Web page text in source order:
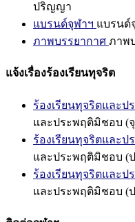
ปริญญา
แบรนด์จุฬาฯ แบรนด์
ภาพบรรยากาศ ภาพ
แจ้งเรื่องร้องเรียนทุจริต
ร้องเรียนทุจริตและ
และประพฤติมิชอบ (
ร้องเรียนทุจริตและ
และประพฤติมิชอบ (
ร้องเรียนทุจริตและ
และประพฤติมิชอบ (